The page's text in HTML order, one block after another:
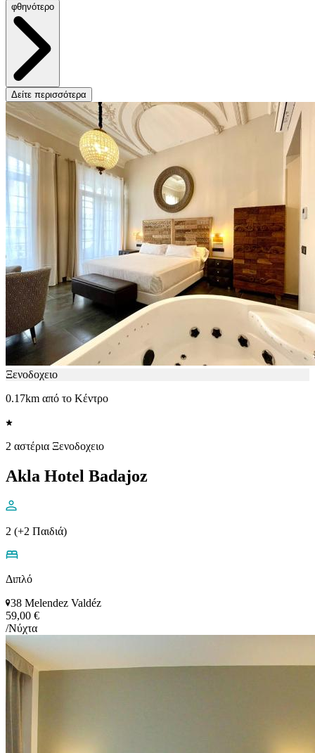
φθηνότερο
Δείτε περισσότερα
Ξενοδοχειο
0.17km από το Κέντρο
2 αστέρια Ξενοδοχειο
Akla Hotel Badajoz
2 (+2 Παιδιά)
Διπλό
38 Melendez Valdéz
59,00 €
/Νύχτα